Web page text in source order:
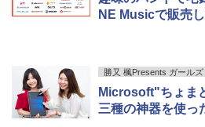
NE Musicで販売
勝又 楓Presents ガール
Microsoft"ちょま
三種の神器を使っ